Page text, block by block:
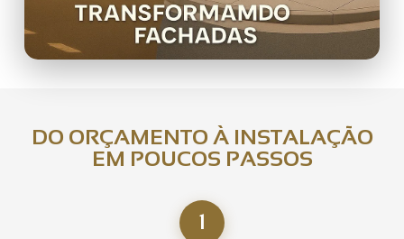
DO ORÇAMENTO À INSTALAÇÃO
EM POUCOS PASSOS
1